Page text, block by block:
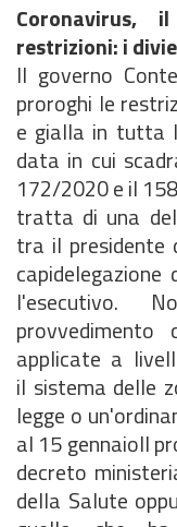
Coronavirus,
restrizioni: i
Il governo
proroghi le
e gialla in tutta
data in cui
172/2020 e il
tratta di una
tra il presidente
l'esecutivo.
provvedimento
applicate a
il sistema delle
legge o
al 15 gennaioIl
decreto
della Salute